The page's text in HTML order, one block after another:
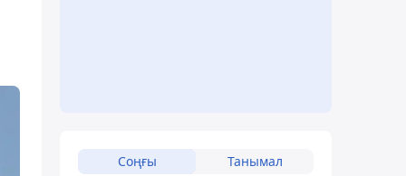
Соңғы Танымал